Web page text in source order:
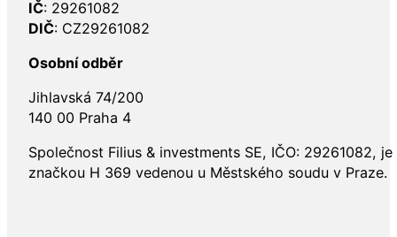
IČ: 29261082
DIČ: CZ29261082
Osobní odběr
Jihlavská 74/200
140 00 Praha 4
Společnost Filius & investments SE, IČO: 29261082,
značkou H 369 vedenou u Městského soudu v Praze.